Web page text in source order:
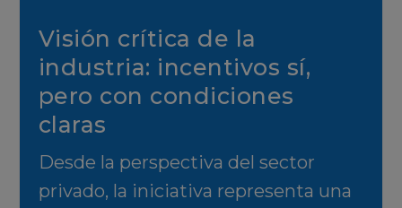
Visión crítica de la
industria: incentivos sí,
pero con condiciones
claras
Desde la perspectiva del sector
privado, la iniciativa representa una